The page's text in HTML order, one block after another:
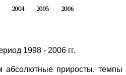
1998 - 2006 гг.
абсолютные приросты, темпы